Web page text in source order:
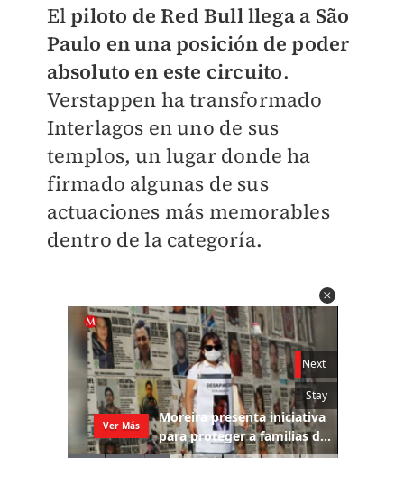
Elpiloto de Red Bull llega a São
Paulo en una posición de poder
absoluto en este circuito.
Verstappen ha transformado
Interlagos en uno de sus
templos, un lugar donde ha
firmado algunas de sus
actuaciones más memorables
dentro de la categoría.